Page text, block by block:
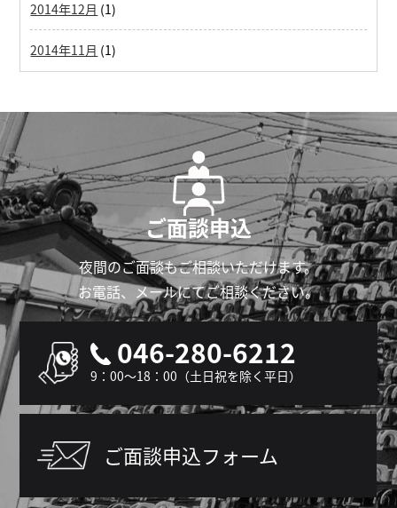
2014年12月 (1)
2014年11月 (1)
ご面談申込
夜間のご面談もご相談いただけます。
お電話、メールにてご相談ください。
046-280-6212
9：00～18：00（土日祝を除く平日）
ご面談申込フォーム